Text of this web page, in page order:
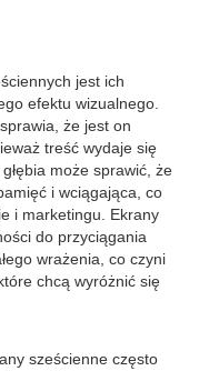
jest ich
efektu wizualnego.
że ​​jest on
treść wydaje się
może sprawić, że
i wciągająca, co
i marketingu. Ekrany
do przyciągania
wrażenia, co czyni
chcą wyróżnić się
sześcienne często